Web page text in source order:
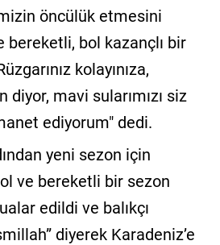
öncülük etmesini
bereketli, bol kazançlı bir
kolayınıza,
diyor, mavi sularımızı siz
ediyorum" dedi.
yeni sezon için
ve bereketli bir sezon
edildi ve balıkçı
diyerek Karadeniz’e